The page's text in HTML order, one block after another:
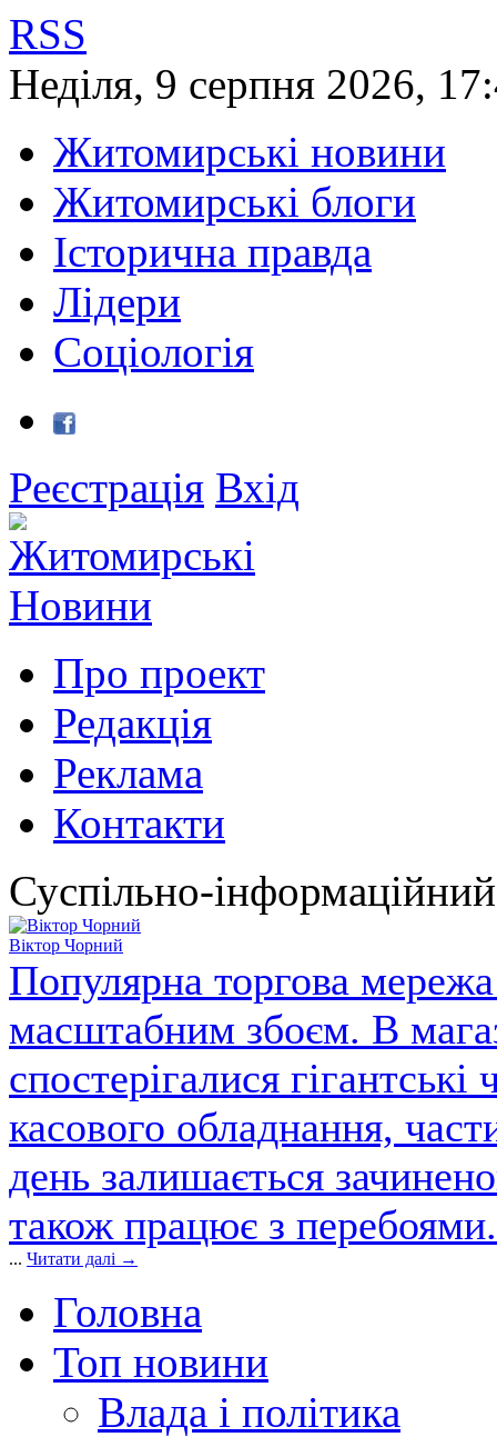
RSS
Неділя, 9 серпня 2026,
Житомирські новини
Житомирські блоги
Історична правда
Лідери
Соціологія
Реєстрація Вхід
Про проект
Редакція
Реклама
Контакти
Суспільно-
Віктор Чорний
Популярна торгова
масштабним збоєм. В
спостерігалися
касового обладнання,
день залишається
також працює з
... Читати далі →
Головна
Топ новини
Влада і політика